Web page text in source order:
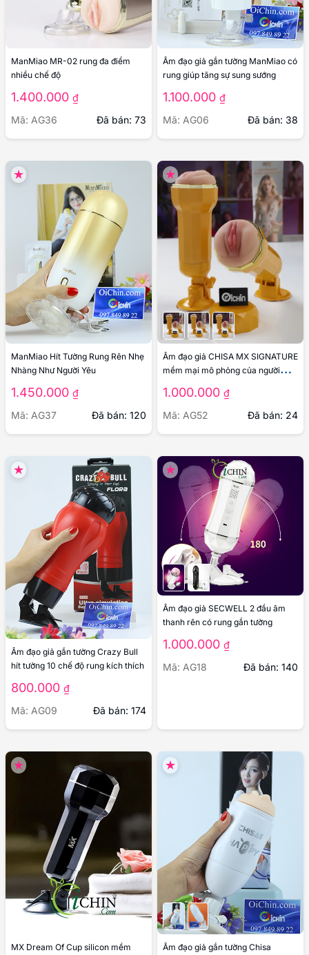
ManMiao MR-02 rung đa điểm
nhiều chế độ
1.400.000 ₫
Mã: AG36
Đã bán: 73
Âm đạo giả gắn tường ManMiao có
rung giúp tăng sự sung sướng
1.100.000 ₫
Mã: AG06
Đã bán: 38
ManMiao Hít Tường Rung Rên Nhẹ
Nhàng Như Người Yêu
1.450.000 ₫
Mã: AG37
Đã bán: 120
Âm đạo giả CHISA MX SIGNATURE
mềm mại mô phỏng của người
1.000.000 ₫
Mã: AG52
Đã bán: 24
Âm đạo giả gắn tường Crazy Bull
hít tường 10 chế độ rung kích thích
800.000 ₫
Mã: AG09
Đã bán: 174
Âm đạo giả SECWELL 2 đầu âm
thanh rên có rung gắn tường
1.000.000 ₫
Mã: AG18
Đã bán: 140
MX Dream Of Cup silicon mềm
Âm đạo giả gắn tường Chisa